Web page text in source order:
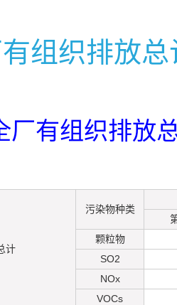
有组织排放总
厂有组织排放
计
污染物种类
颗粒物
SO2
NOx
VOCs